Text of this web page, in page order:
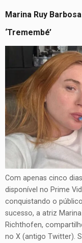
Marina Ruy
‘Tremembé’
Com apenas cinco
disponível no Prime
conquistando o
sucesso, a atriz
Richthofen,
no X (antigo Twitter).